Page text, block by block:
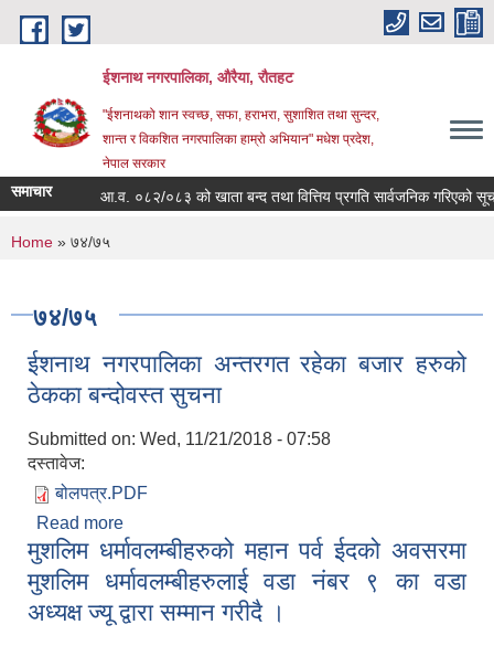
Skip to main content
ईशनाथ नगरपालिका, औरैया, रौतहट
"ईशनाथको शान स्वच्छ, सफा, हराभरा, सुशाशित तथा सुन्दर,
शान्त र विकशित नगरपालिका हाम्रो अभियान" मधेश प्रदेश,
नेपाल सरकार
समाचार आ.व. ०८२/०८३ को खाता बन्द तथा वित्तिय प्रगति सार्वजनिक गरिएको
You are here
Home » ७४/७५
७४/७५
ईशनाथ नगरपालिका अन्तरगत रहेका बजार हरुको
ठेकका बन्दोवस्त सुचना
Submitted on: Wed, 11/21/2018 - 07:58
दस्तावेज:
बोलपत्र.PDF
Read more
ठेकका बन्दोवस्त सुचना
मुशलिम धर्मावलम्बीहरुको महान पर्व ईदको अवसरमा
मुशलिम धर्मावलम्बीहरुलाई वडा नंबर ९ का वडा
अध्यक्ष ज्यू द्वारा सम्मान गरीदै ।